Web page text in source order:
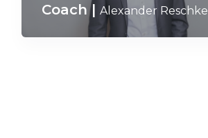
Coach| Alexander Reschke